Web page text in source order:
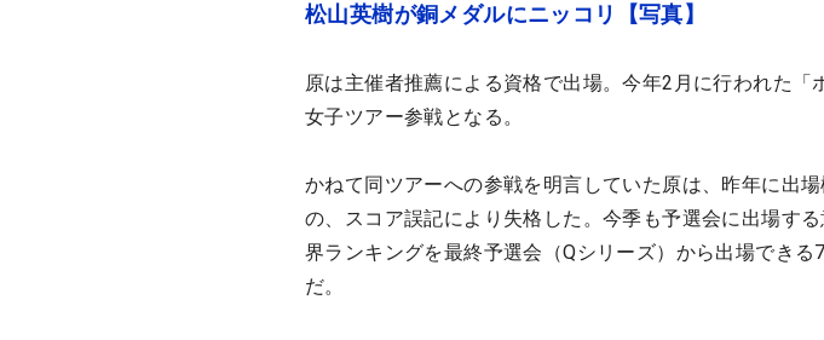
松山英樹が銅メダルにニッコリ【写真】
原は主催者推薦による資格で出場。今年2月に行われた「
女子ツアー参戦となる。
かねて同ツアーへの参戦を明言していた原は、昨年に出
の、スコア誤記により失格した。今季も予選会に出場す
界ランキングを最終予選会（Qシリーズ）から出場でき
だ。